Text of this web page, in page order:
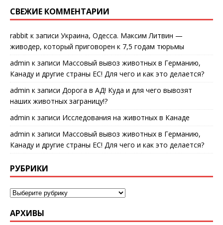
СВЕЖИЕ КОММЕНТАРИИ
rabbit к записи Украина, Одесса. Максим Литвин —
живодер, который приговорен к 7,5 годам тюрьмы
admin к записи Массовый вывоз животных в Германию,
Канаду и другие страны ЕС! Для чего и как это делается?
admin к записи Дорога в АД! Куда и для чего вывозят
наших животных заграницу!?
admin к записи Исследования на животных в Канаде
admin к записи Массовый вывоз животных в Германию,
Канаду и другие страны ЕС! Для чего и как это делается?
РУБРИКИ
АРХИВЫ